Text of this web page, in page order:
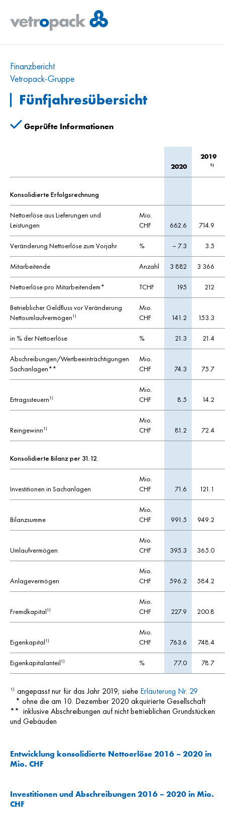
Finanzbericht
Vetropack-Gruppe
Fünfjahresübersicht
Geprüfte Informationen
2020
2019
1)
Konsolidierte Erfolgsrechnung
Nettoerlöse aus Lieferungen und
Leistungen
Mio.
CHF
662.6 714.9
Veränderung Nettoerlöse zum Vorjahr % – 7.3 3.5
Mitarbeitende Anzahl 3 882 3 366
Nettoerlöse pro Mitarbeitendem* TCHF 195 212
Betrieblicher Geldfluss vor Veränderung
Nettoumlaufvermögen 1)
Mio.
CHF
141.2 153.3
in % der Nettoerlöse % 21.3 21.4
Abschreibungen/Wertbeeinträchtigungen
Sachanlagen**
Mio.
CHF
74.3 75.7
Ertragssteuern 1)
Mio.
CHF
8.5 14.2
Reingewinn 1)
Mio.
CHF
81.2 72.4
Konsolidierte Bilanz per 31.12.
Investitionen in Sachanlagen
Mio.
CHF
71.6 121.1
Bilanzsumme
Mio.
CHF
991.5 949.2
Umlaufvermögen
Mio.
CHF
395.3 365.0
Anlagevermögen
Mio.
CHF
596.2 584.2
Fremdkapital 1)
Mio.
CHF
227.9 200.8
Eigenkapital 1)
Mio.
CHF
763.6 748.4
Eigenkapitalanteil 1) % 77.0 78.7
1) angepasst nur für das Jahr 2019; siehe Erläuterung Nr. 29
* ohne die am 10. Dezember 2020 akquirierte Gesellschaft
** inklusive Abschreibungen auf nicht betrieblichen Grundstücken
und Gebäuden
Entwicklung konsolidierte Nettoerlöse 2016 – 2020 in
Mio. CHF
Investitionen und Abschreibungen 2016 – 2020 in Mio.
CHF